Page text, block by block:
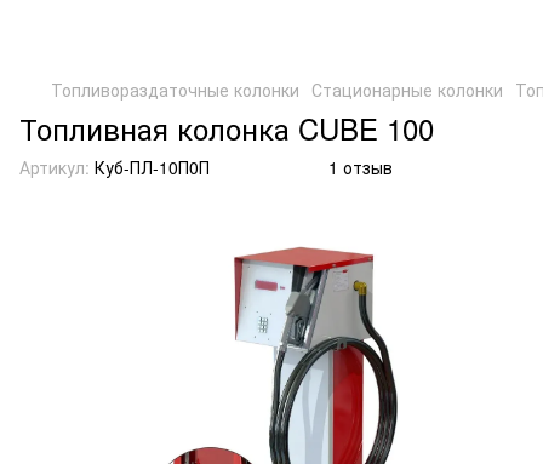
Топливораздаточные колонки Стационарные колонки
Топливная колонка CUBE 100
Артикул: Куб-ПЛ-10П0П 1 отзыв